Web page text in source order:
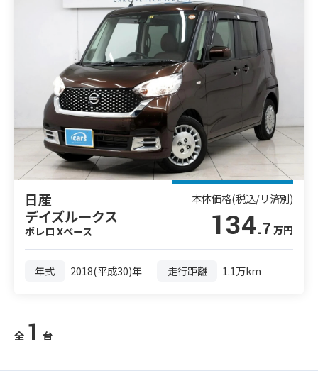
日産
デイズルークス
ボレロ Xベース
本体価格(税込/リ済別)
134.7 万円
年式 2018(平成30)年 走行距離 1.1万km
全 1 台